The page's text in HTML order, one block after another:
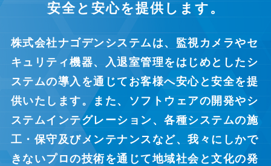
安全と安心を提供します。
株式会社ナゴデンシステムは、監視カメラやセ
キュリティ機器、入退室管理をはじめとしたシ
ステムの導入を通じてお客様へ安心と安全を提
供いたします。また、ソフトウェアの開発やシ
ステムインテグレーション、各種システムの施
工・保守及びメンテナンスなど、我々にしかで
きないプロの技術を通じて地域社会と文化の発